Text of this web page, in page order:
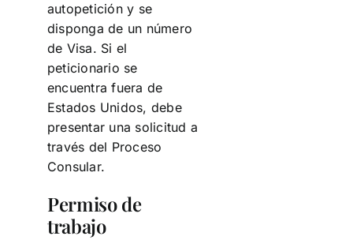
autopetición y se
disponga de un número
de Visa. Si el
peticionario se
encuentra fuera de
Estados Unidos, debe
presentar una solicitud a
través del Proceso
Consular.
Permiso de
trabajo